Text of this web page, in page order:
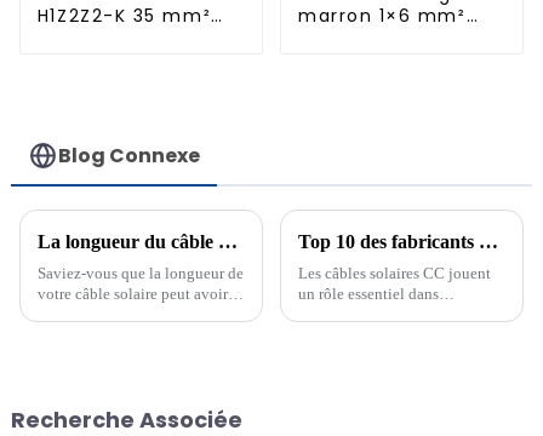
H1Z2Z2-K 35 mm²
marron 1×6 mm²
Blog Connexe
La longueur du câble affecte-t-elle les panneaux solaires ?
Saviez-vous que la longueur de
votre câble solaire peut avoir
pertes d'énergie. Cela peut
Top 10 des fabricants de câbles solaires CC
Les câbles solaires CC jouent
un rôle essentiel dans
Recherche Associée